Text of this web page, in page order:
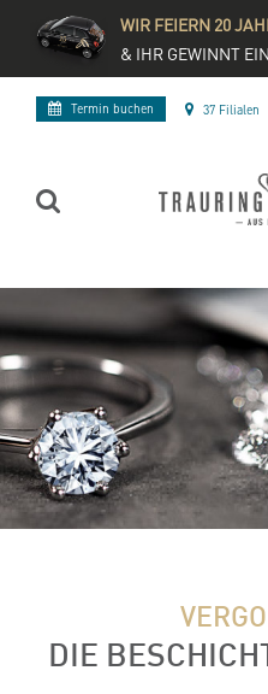
WIR FEIERN 20
& IHR GEWINNT
Termin buchen 37 Filialen
DIE